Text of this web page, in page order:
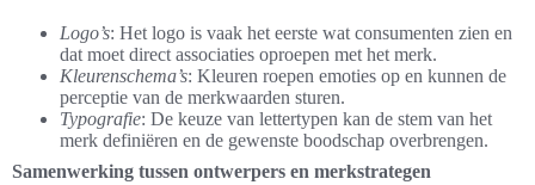
Logo’s: Het logo is vaak het eerste wat consumenten zien en
dat moet direct associaties oproepen met het merk.
Kleurenschema’s: Kleuren roepen emoties op en kunnen de
perceptie van de merkwaarden sturen.
Typografie: De keuze van lettertypen kan de stem van het
merk definiëren en de gewenste boodschap overbrengen.
Samenwerking tussen ontwerpers en merkstrategen